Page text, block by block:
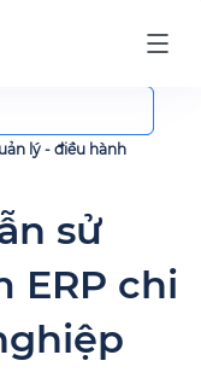
lý - điều hành
sử
ERP chi